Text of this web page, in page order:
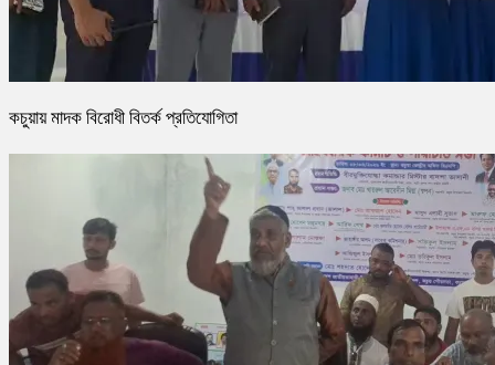
কচুয়ায় মাদক বিরোধী বিতর্ক প্রতিযোগিতা